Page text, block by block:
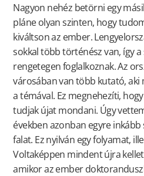
Nagyon nehéz betörni egy
pláne olyan szinten, hogy
kiváltson az ember.
sokkal több történész van, így
rengetegen foglalkoznak. Az
városában van több kutató, aki
a témával. Ez megnehezíti,
tudjak újat mondani. Úgy
években azonban egyre
falat. Ez nyilván egy folyamat,
Voltaképpen mindent újra
amikor az ember